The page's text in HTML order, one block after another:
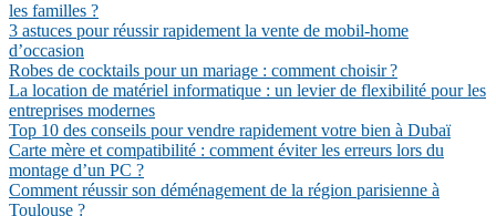
les familles ?
3 astuces pour réussir rapidement la vente de mobil-home
d’occasion
Robes de cocktails pour un mariage : comment choisir ?
La location de matériel informatique : un levier de flexibilité pour les
entreprises modernes
Top 10 des conseils pour vendre rapidement votre bien à Dubaï
Carte mère et compatibilité : comment éviter les erreurs lors du
montage d’un PC ?
Comment réussir son déménagement de la région parisienne à
Toulouse ?